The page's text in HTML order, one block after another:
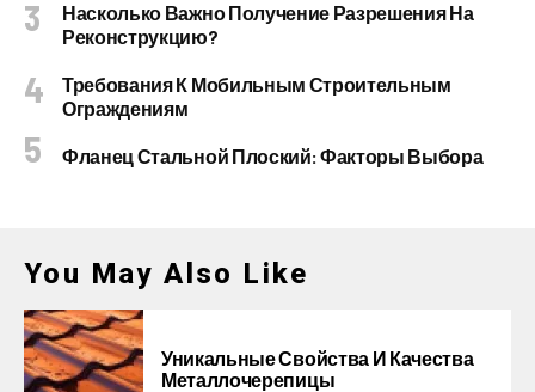
Насколько Важно Получение Разрешения На
Реконструкцию?
Требования К Мобильным Строительным
Ограждениям
Фланец Стальной Плоский: Факторы Выбора
You May Also Like
Уникальные Свойства И Качества
Металлочерепицы